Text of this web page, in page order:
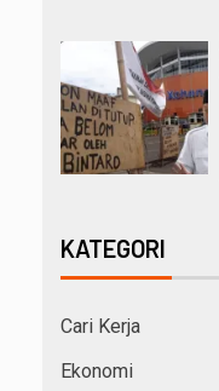
KATEGORI
Cari Kerja
Ekonomi